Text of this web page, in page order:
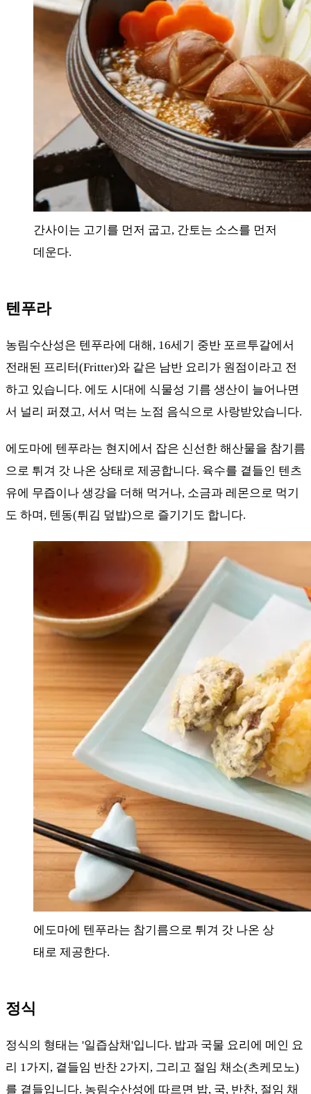
간사이는 고기를 먼저 굽고, 간토는 소스를 먼저
데운다.
텐푸라
농림수산성은 텐푸라에 대해, 16세기 중반 포르투갈에서
전래된 프리터(Fritter)와 같은 남반 요리가 원점이라고 전
하고 있습니다. 에도 시대에 식물성 기름 생산이 늘어나면
서 널리 퍼졌고, 서서 먹는 노점 음식으로 사랑받았습니다.
에도마에 텐푸라는 현지에서 잡은 신선한 해산물을 참기름
으로 튀겨 갓 나온 상태로 제공합니다. 육수를 곁들인 텐츠
유에 무즙이나 생강을 더해 먹거나, 소금과 레몬으로 먹기
도 하며, 텐동(튀김 덮밥)으로 즐기기도 합니다.
에도마에 텐푸라는 참기름으로 튀겨 갓 나온 상
태로 제공한다.
정식
정식의 형태는 '일즙삼채'입니다. 밥과 국물 요리에 메인 요
리 1가지, 곁들임 반찬 2가지, 그리고 절임 채소(츠케모노)
를 곁들입니다. 농림수산성에 따르면 밥, 국, 반찬, 절임 채